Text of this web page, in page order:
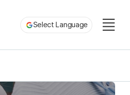
Select Language